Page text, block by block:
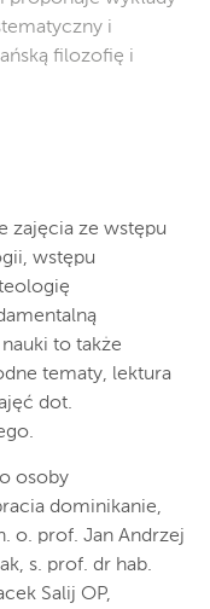
i
filozofię i
zajęcia ze wstępu
wstępu
to także
tematy, lektura
dot.
osoby
dominikanie,
o. prof. Jan Andrzej
s. prof. dr hab.
Salij OP,